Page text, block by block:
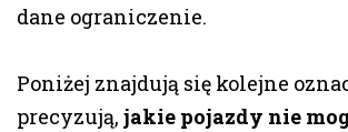
dane ograniczenie.
Poniżej znajdują się kolejne
precyzują, jakie pojazdy nie